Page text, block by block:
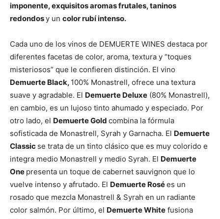
imponente, exquisitos aromas frutales, taninos
redondosy un color rubí intenso.
Cada uno de los vinos de DEMUERTE WINES destaca por
diferentes facetas de color, aroma, textura y “toques
misteriosos” que le confieren distinción. El vino
Demuerte Black, 100% Monastrell, ofrece una textura
suave y agradable. El Demuerte Deluxe (80% Monastrell),
en cambio, es un lujoso tinto ahumado y especiado. Por
otro lado, el Demuerte Gold combina la fórmula
sofisticada de Monastrell, Syrah y Garnacha. El Demuerte
Classic se trata de un tinto clásico que es muy colorido e
integra medio Monastrell y medio Syrah. El Demuerte
One presenta un toque de cabernet sauvignon que lo
vuelve intenso y afrutado. El Demuerte Rosées un
rosado que mezcla Monastrell & Syrah en un radiante
color salmón. Por último, el Demuerte White fusiona